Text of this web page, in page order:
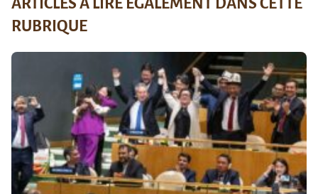
ARTICLES À LIRE ÉGALEMENT DANS CETTE
RUBRIQUE